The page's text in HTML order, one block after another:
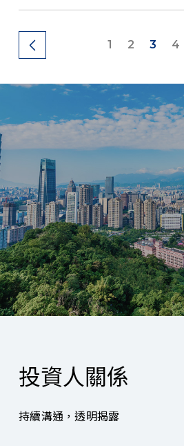
1 2 3 4
投資人關係
持續溝通，透明揭露